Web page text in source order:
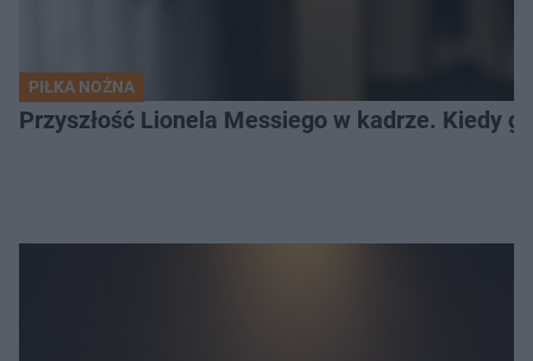
PIŁKA NOŻNA
Przyszłość Lionela Messiego w kadrze. Kiedy